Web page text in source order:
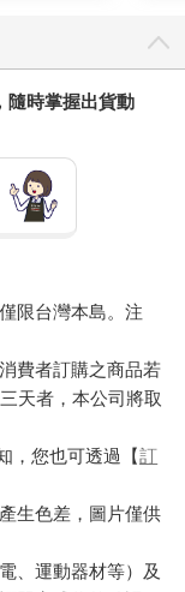
隨時掌握出貨動
限台灣本島。注
費者訂購之商品若
天者，本公司將取
，您也可透過【訂
生色差，圖片僅供
、運動器材等）及